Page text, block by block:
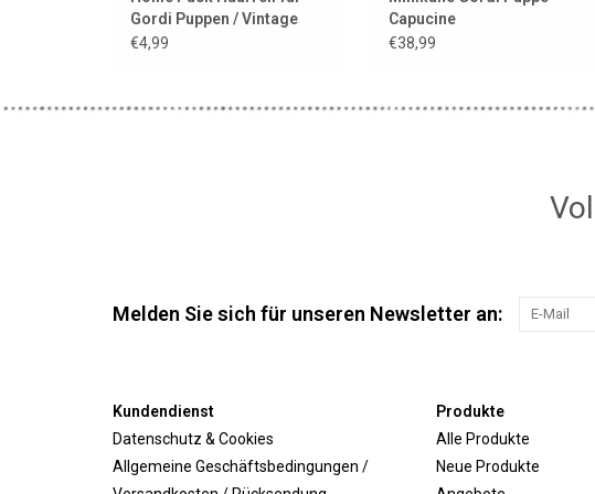
Gordi Puppen / Vintage
Rose
€4,99
Capucine
€38,99
Melden Sie sich für unseren Newsletter an:
Kundendienst
Datenschutz & Cookies
Allgemeine Geschäftsbedingungen /
Produkte
Alle Produkte
Neue Produkte